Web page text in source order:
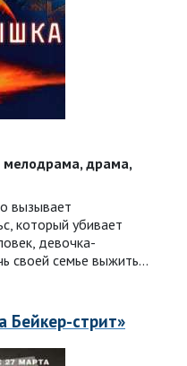
мелодрама, драма,
вызывает
который убивает
девочка-
своей семье выжить…
Бейкер-стрит»